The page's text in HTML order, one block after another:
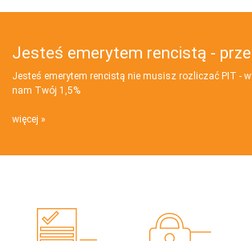
Jesteś emerytem rencistą -
Jesteś emerytem rencistą nie musisz rozliczać PIT -
nam Twój 1,5%
więcej